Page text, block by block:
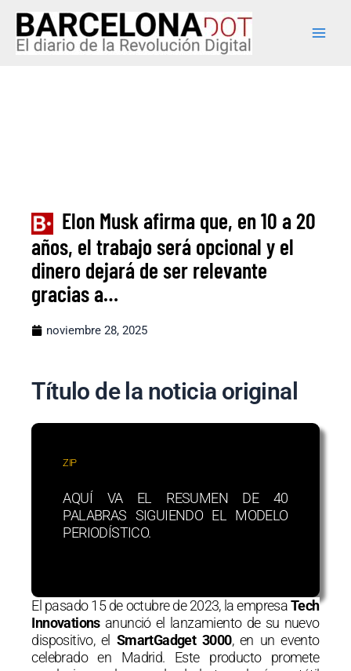
contenido
Elon Musk afirma que, en 10 a 20
años, el trabajo será opcional y el
dinero dejará de ser relevante
gracias a…
noviembre 28, 2025
Título de la noticia original
ZIP
AQUÍ VA EL RESUMEN DE 40
PALABRAS SIGUIENDO EL MODELO
PERIODÍSTICO.
El pasado 15 de octubre de 2023, la empresaTech
Innovationsanunció el lanzamiento de su nuevo
dispositivo, el SmartGadget 3000, en un evento
celebrado en Madrid. Este producto promete